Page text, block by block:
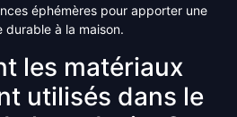
éphémères pour apporter une
durable à la maison.
les matériaux
utilisés dans le